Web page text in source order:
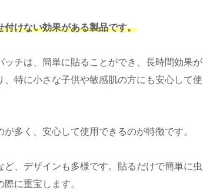
付けない効果がある製品です。
チは、簡単に貼ることができ、長時間効果が
特に小さな子供や敏感肌の方にも安心して使
多く、安心して使用できるのが特徴です。
、デザインも多様です。貼るだけで簡単に虫
に重宝します。